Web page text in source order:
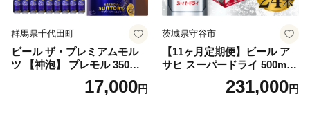
群馬県千代田町
ビール ザ・プレミアムモル
ツ 【神泡】 プレモル 350ml
× 24本 サントリー〈天然水の
ビール工場〉群馬※沖縄・離
17,000円
茨城県守谷市
【11ヶ月定期便】ビール ア
サヒ スーパードライ 500ml 2
4本 1ケース×11ヶ月 | アサヒ
ビール 究極の辛口 酒 お酒 ア
231,000円